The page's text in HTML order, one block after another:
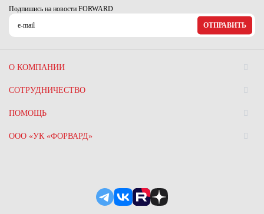
Подпишись на новости FORWARD
ОТПРАВИТЬ
О КОМПАНИИ
СОТРУДНИЧЕСТВО
ПОМОЩЬ
ООО «УК «ФОРВАРД»